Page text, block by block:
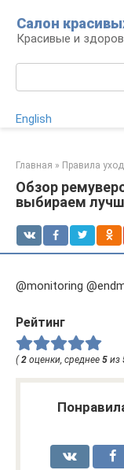
контенту
Салон
Красивые и
English
Главная » Правила
Обзор
выбираем
@monitoring
Рейтинг
(2 оценки, среднее 5 из